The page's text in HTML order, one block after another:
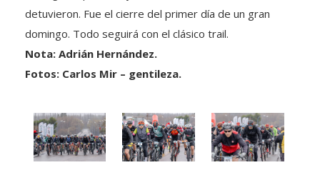
detuvieron. Fue el cierre del primer día de un gran
domingo. Todo seguirá con el clásico trail.
Nota: Adrián Hernández.
Fotos: Carlos Mir – gentileza.